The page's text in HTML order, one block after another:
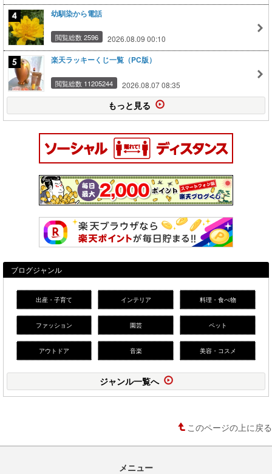
幼馴染から電話
閲覧総数 2596 2026.08.09 00:10
楽天ラッキーくじ一覧（PC版）
閲覧総数 11205244 2026.08.07 08:35
もっと見る
ブログジャンル
出産・子育て インテリア 料理・食べ物
ファッション 園芸 ペット
アウトドア 音楽 美容・コスメ
ジャンル一覧へ
このページの上に戻る
メニュー